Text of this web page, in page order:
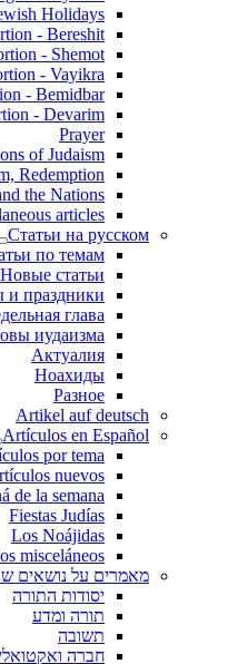
Holidays
- Bereshit
- Shemot
- Vayikra
- Bemidbar
- Devarim
Prayer
of Judaism
Redemption
the Nations
articles
Статьи на русском
по темам
Новые статьи
и праздники
глава
иудаизма
Актуалия
Ноахиды
Разное
Artikel auf deutsch
Artículos en Español
por tema
nuevos
de la semana
Fiestas Judías
Los Noájidas
misceláneos
מאמרים על נושאים
יסודות התורה
תורה ומדע
תשובה
חברה